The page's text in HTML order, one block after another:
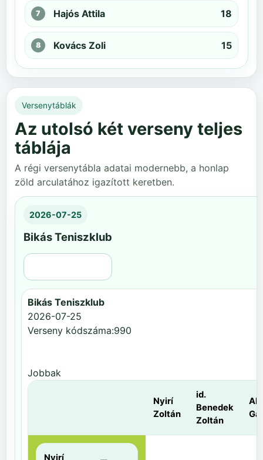
Hajós Attila 18
Kovács Zoli 15
Versenytáblák
Az utolsó két verseny teljes
táblája
A régi versenytábla adatai modernebb, a honlap
zöld arculatához igazított keretben.
2026-07-25
Bikás Teniszklub
Bikás Teniszklub
2026-07-25
Verseny kódszáma:990
Jobbak
Nyirí
Zoltán
id.
Benedek
Zoltán
Nyirí